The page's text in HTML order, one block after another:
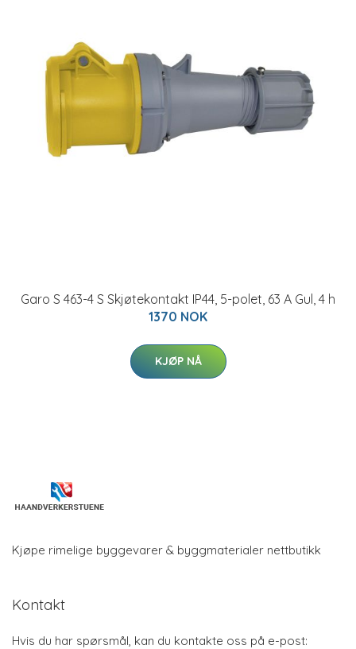
Garo S 463-4 S Skjøtekontakt IP44, 5-polet, 63 A Gul, 4 h
1370 NOK
KJØP NÅ
Kjøpe rimelige byggevarer & byggmaterialer nettbutikk
Kontakt
Hvis du har spørsmål, kan du kontakte oss på e-post: